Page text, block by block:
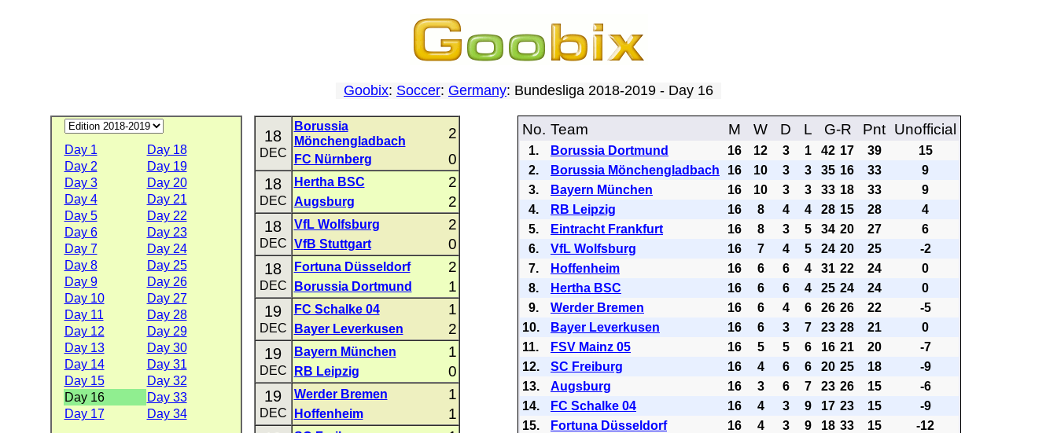
Goobix: Soccer: Germany: Bundesliga 2018-2019 - Day 16
Day 1
Day 18
Day 2
Day 19
Day 3
Day 20
Day 4
Day 21
Day 5
Day 22
Day 6
Day 23
Day 7
Day 24
Day 8
Day 25
Day 9
Day 26
Day 10
Day 27
Day 11
Day 28
Day 12
Day 29
Day 13
Day 30
Day 14
Day 31
Day 15
Day 32
Day 16
Day 33
Day 17
Day 34
18
DEC
Borussia
Mönchengladbach
2
FC Nürnberg 0
18
DEC
Hertha BSC 2
Augsburg 2
18
DEC
VfL Wolfsburg 2
VfB Stuttgart 0
18
DEC
Fortuna Düsseldorf 2
Borussia Dortmund 1
19
DEC
FC Schalke 04 1
Bayer Leverkusen 2
19
DEC
Bayern München 1
RB Leipzig 0
19
DEC
Werder Bremen 1
Hoffenheim 1
No. Team M W D L G-R Pnt Unofficial
1. Borussia Dortmund 16 12 3 1 42 17 39
15
2.
Borussia Mönchengladbach 16 10 3 3 35 16 33
9
3.
Bayern München 16 10 3 3 33 18 33
9
4.
RB Leipzig 16 8 4 4 28 15 28
4
5.
Eintracht Frankfurt 16 8 3 5 34 20 27
6
6.
VfL Wolfsburg 16 7 4 5 24 20 25
-2
7.
Hoffenheim 16 6 6 4 31 22 24
0
8.
Hertha BSC 16 6 6 4 25 24 24
0
9.
Werder Bremen 16 6 4 6 26 26 22
-5
10.
Bayer Leverkusen 16 6 3 7 23 28 21
0
11.
FSV Mainz 05 16 5 5 6 16 21 20
-7
12.
SC Freiburg 16 4 6 6 20 25 18
-9
13.
Augsburg 16 3 6 7 23 26 15
-6
14.
FC Schalke 04 16 4 3 9 17 23 15
-9
15.
Fortuna Düsseldorf 16 4 3 9 18 33 15
-12